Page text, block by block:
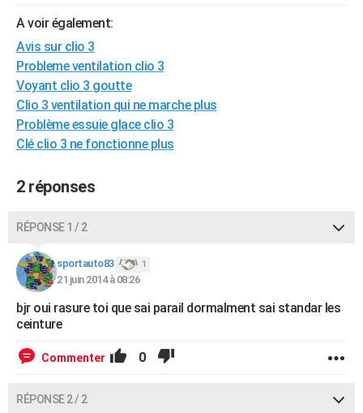
SANTE
Alimentation
Guide de la santé
Maladies
Médicaments
Sommeil
VOYAGE
Destinations
City break
Voyage nature
Voyage de noces
Forum
Climat
+PHOTO
GUIDES D'ACHAT
BONS PLANS
CARTE DE VOEUX
COPAINS D'AVANT
S'inscrire
Se connecter
Lycées
Collèges
Primaires
Universités
Entreprises
Service militaire
Avis de recherche
AVIS DE DÉCÈS
FORUM
A voir également:
Avis sur clio 3
Probleme ventilation clio 3
Voyant clio 3 goutte
Clio 3 ventilation qui ne marche plus
Problème essuie glace clio 3
Clé clio 3 ne fonctionne plus
2 réponses
RÉPONSE 1 / 2
sportauto83 1
21 juin 2014 à 08:26
bjr oui rasure toi que sai parail dormalment sai standar les
ceinture
Commenter 0
RÉPONSE 2 / 2